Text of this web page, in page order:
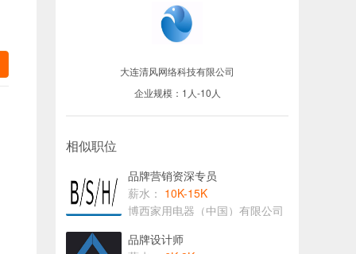
大连清风网络科技有限公司
企业规模：1人-10人
相似职位
品牌营销资深专员
薪水： 10K-15K
博西家用电器（中国）有限公司
品牌设计师